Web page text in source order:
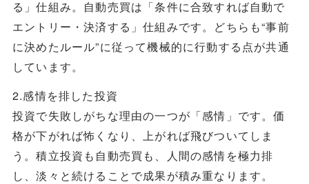
る」仕組み。自動売買は「条件に合致すれば自動で
エントリー・決済する」仕組みです。どちらも“事前
に決めたルール”に従って機械的に行動する点が共通
しています。
2.感情を排した投資
投資で失敗しがちな理由の一つが「感情」です。価
格が下がれば怖くなり、上がれば飛びついてしま
う。積立投資も自動売買も、人間の感情を極力排
し、淡々と続けることで成果が積み重なります。